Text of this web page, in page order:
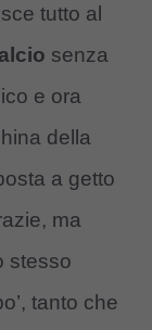
tutto al
senza
e ora
della
a getto
ma
stesso
tanto che